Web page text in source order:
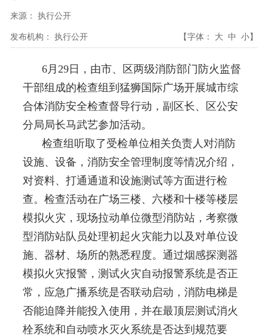
来源： 执行公开
发布机构： 执行公开 【字体： 大 中 小】
6月29日，由市、区两级消防部门防火监督
干部组成的检查组到猛狮国际广场开展城市综
合体消防安全检查督导行动，副区长、区公安
分局局长马武艺参加活动。
检查组听取了受检单位相关负责人对消防
设施、设备，消防安全管理制度等情况介绍，
对资料、打通通道和设施测试等方面进行检
查。检查活动在广场三楼、六楼和十楼等楼层
模拟火灾，现场拉动单位微型消防站，考察微
型消防站队员处理初起火灾能力以及对单位设
施、器材、场所的熟悉程度。通过烟感探测器
模拟火灾报警，测试火灾自动报警系统是否正
常，应急广播系统是否联动启动，消防电梯是
否能迫降并能投入使用，并在最顶层测试消火
栓系统和自动喷水灭火系统是否达到规范要